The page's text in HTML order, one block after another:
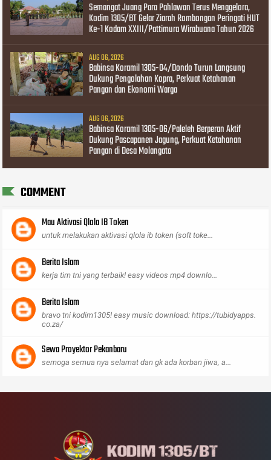
Semangat Juang Para Pahlawan Terus Menggelora,
Kodim 1305/BT Gelar Ziarah Rombongan Peringati HUT
Ke-1 Kodam XXIII/Pattimura Wirabuana Tahun 2026
AUG 06, 2026
Babinsa Koramil 1305-04/Dondo Turun Langsung
Dukung Pengolahan Kopra, Perkuat Ketahanan
Pangan dan Ekonomi Warga
AUG 06, 2026
Babinsa Koramil 1305-06/Paleleh Berperan Aktif
Dukung Pascapanen Jagung, Perkuat Ketahanan
Pangan di Desa Molangato
COMMENT
Mau Aktivasi Qlola IB Token
untuk melakukan aktivasi qlola ib token (soft toke...
Berita Islam
kerja tim tni yang terbaik! easy videos mp4 downlo...
Berita Islam
bravo tni kodim1305! easy music download: https://tubidyapps.
co.za/
Sewa Proyektor Pekanbaru
semoga semua nya selamat dan gk ada korban jiwa, a...